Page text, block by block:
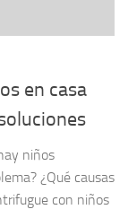
en casa
niños
¿Qué causas
con niños